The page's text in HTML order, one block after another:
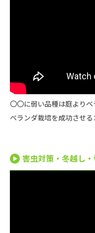
〇〇に弱い品種は庭より
ベランダ栽培を成功させる
害虫対策・冬越し